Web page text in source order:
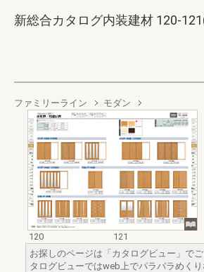
新総合カタログ内装建材 120-
ファミリーライン モダン
120
121
お探しのページは「カタログビュー」で
タログビューではweb上でパラパラめく